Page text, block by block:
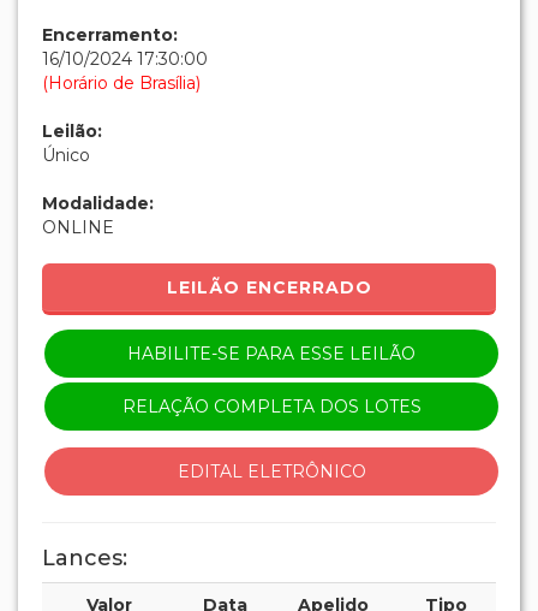
Encerramento:
16/10/2024 17:30:00
(Horário de Brasília)
Leilão:
Único
Modalidade:
ONLINE
LEILÃO ENCERRADO
HABILITE-SE PARA ESSE LEILÃO
RELAÇÃO COMPLETA DOS LOTES
EDITAL ELETRÔNICO
Lances:
Valor Data Apelido Tipo